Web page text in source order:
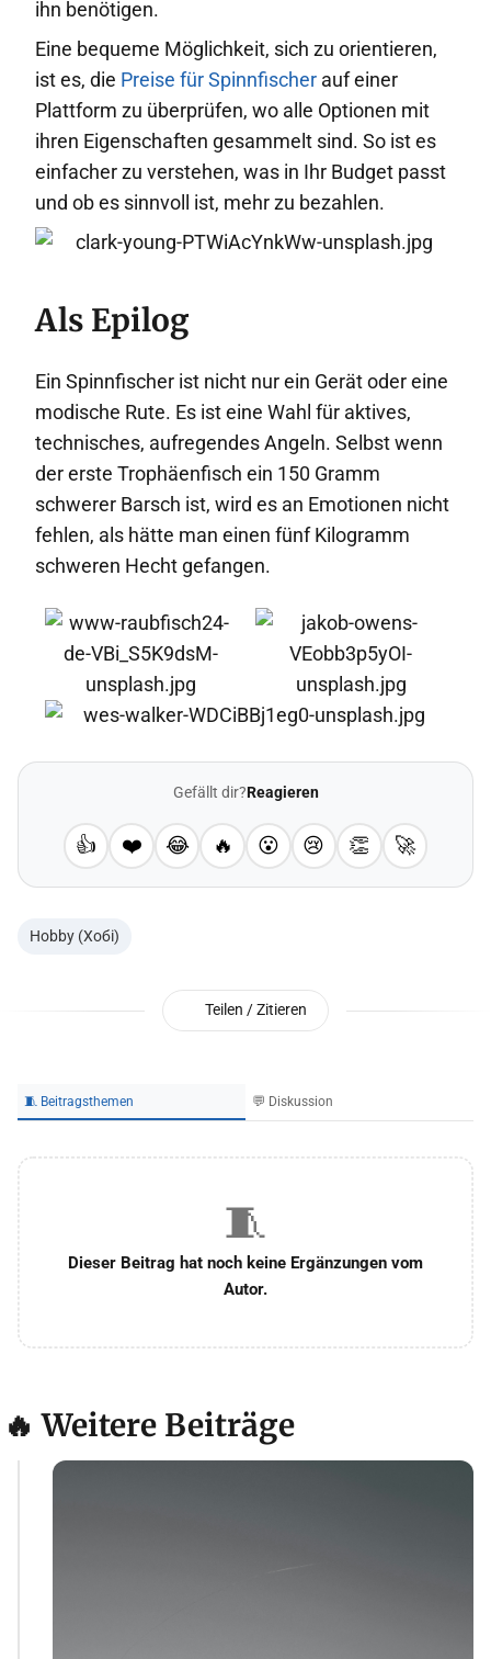
ihn benötigen.
Eine bequeme Möglichkeit, sich zu orientieren,
ist es, die Preise für Spinnfischer auf einer
Plattform zu überprüfen, wo alle Optionen mit
ihren Eigenschaften gesammelt sind. So ist es
einfacher zu verstehen, was in Ihr Budget passt
und ob es sinnvoll ist, mehr zu bezahlen.
Als Epilog
Ein Spinnfischer ist nicht nur ein Gerät oder eine
modische Rute. Es ist eine Wahl für aktives,
technisches, aufregendes Angeln. Selbst wenn
der erste Trophäenfisch ein 150 Gramm
schwerer Barsch ist, wird es an Emotionen nicht
fehlen, als hätte man einen fünf Kilogramm
schweren Hecht gefangen.
Gefällt dir?Reagieren
👍 ❤️ 😂 🔥 😮 😢 👏 🚀
Hobby (Хобі)
Teilen / Zitieren
🧵 Beitragsthemen 💬 Diskussion
🧵
Dieser Beitrag hat noch keine Ergänzungen vom
Autor.
🔥 Weitere Beiträge